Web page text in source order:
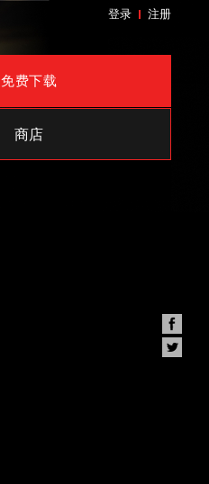
登录 注册
免费下载
商店